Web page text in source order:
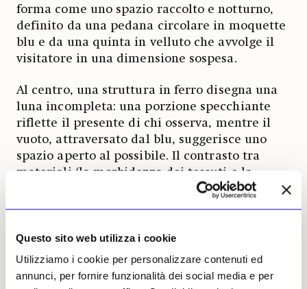
Questo sito web utilizza i cookie
Utilizziamo i cookie per personalizzare contenuti ed
annunci, per fornire funzionalità dei social media e per
forma come uno spazio raccolto e notturno,
definito da una pedana circolare in moquette
blu e da una quinta in velluto che avvolge il
visitatore in una dimensione sospesa.
Al centro, una struttura in ferro disegna una
luna incompleta: una porzione specchiante
riflette il presente di chi osserva, mentre il
vuoto, attraversato dal blu, suggerisce uno
spazio aperto al possibile. Il contrasto tra
materiali (la morbidezza dei tessuti e la
solidità di ferro e specchio) costruisce una
L’esperienza si attiva attraverso un gesto
semplice: sedersi di fronte alla Luna e
formulare una domanda. Il visitatore entra